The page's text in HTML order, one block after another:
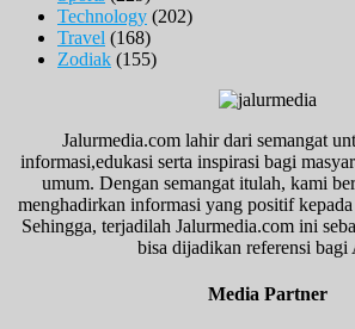
Technology (202)
Travel (168)
Zodiak (155)
Jalurmedia.com lahir dari semangat
informasi,edukasi serta inspirasi bagi
umum. Dengan semangat itulah, kami
menghadirkan informasi yang positif
Sehingga, terjadilah Jalurmedia.com ini
bisa dijadikan referensi bagi
Media Partner